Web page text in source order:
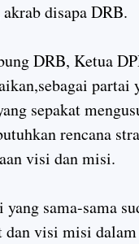
disapa DRB.
DRB, Ketua
sepakat
rencana
visi dan misi.
yang sama-sama
dan visi misi